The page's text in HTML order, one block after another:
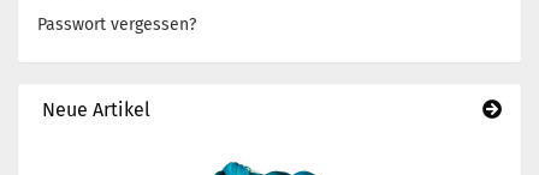
Passwort vergessen?
Neue Artikel